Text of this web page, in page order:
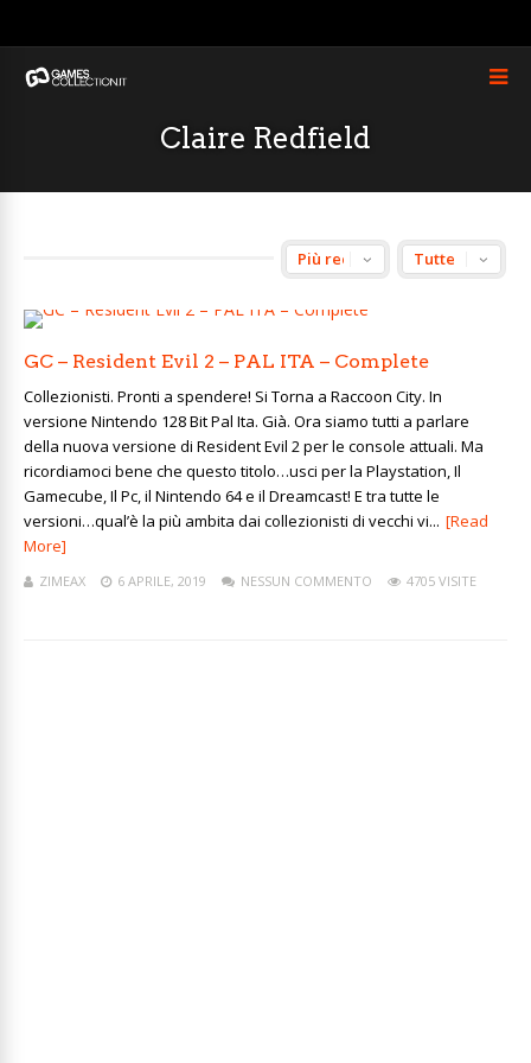
Claire Redfield
GC – Resident Evil 2 – PAL ITA – Complete
Collezionisti. Pronti a spendere! Si Torna a Raccoon City. In
versione Nintendo 128 Bit Pal Ita. Già. Ora siamo tutti a parlare
della nuova versione di Resident Evil 2 per le console attuali. Ma
ricordiamoci bene che questo titolo…usci per la Playstation, Il
Gamecube, Il Pc, il Nintendo 64 e il Dreamcast! E tra tutte le
versioni…qual’è la più ambita dai collezionisti di vecchi vi... [Read
More]
ZIMEAX 6 APRILE, 2019 NESSUN COMMENTO 4705 VISITE